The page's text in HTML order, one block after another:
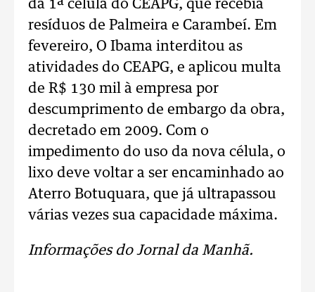
da 1ª célula do CEAPG, que recebia
resíduos de Palmeira e Carambeí. Em
fevereiro, O Ibama interditou as
atividades do CEAPG, e aplicou multa
de R$ 130 mil à empresa por
descumprimento de embargo da obra,
decretado em 2009. Com o
impedimento do uso da nova célula, o
lixo deve voltar a ser encaminhado ao
Aterro Botuquara, que já ultrapassou
várias vezes sua capacidade máxima.
Informações do Jornal da Manhã.